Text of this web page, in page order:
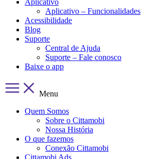
Aplicativo
Aplicativo – Funcionalidades
Acessibilidade
Blog
Suporte
Central de Ajuda
Suporte – Fale conosco
Baixe o app
Menu
Quem Somos
Sobre o Cittamobi
Nossa História
O que fazemos
Conexão Cittamobi
Cittamobi Ads